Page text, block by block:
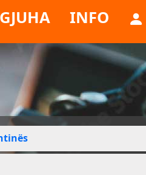
GJUHA INFO